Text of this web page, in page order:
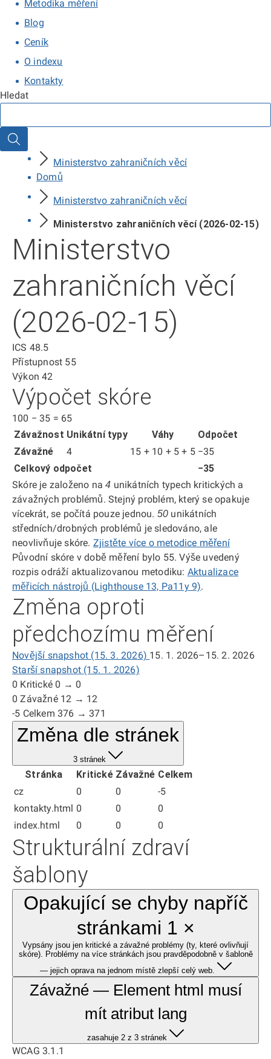
Metodika měření
Blog
Ceník
O indexu
Kontakty
Hledat
Hledat
Ministerstvo zahraničních věcí
Domů
Ministerstvo zahraničních věcí
Ministerstvo zahraničních věcí (2026-02-15)
Ministerstvo
zahraničních věcí
(2026-02-15)
ICS 48.5
Přístupnost 55
Výkon 42
Výpočet skóre
100 − 35 = 65
Závažnost Unikátní typy Váhy
Odpočet
Závažné
4 15 + 10 + 5 + 5 −35
Celkový odpočet
−35
Skóre je založeno na4 unikátních typech kritických a
závažných problémů. Stejný problém, který se opakuje
vícekrát, se počítá pouze jednou. 50 unikátních
středních/drobných problémů je sledováno, ale
neovlivňuje skóre. Zjistěte více o metodice měření
Původní skóre v době měření bylo 55. Výše uvedený
rozpis odráží aktualizovanou metodiku: Aktualizace
měřicích nástrojů (Lighthouse 13, Pa11y 9).
Změna oproti
předchozímu měření
Novější snapshot (15. 3. 2026) 15. 1. 2026–15. 2. 2026
Starší snapshot (15. 1. 2026)
0 Kritické 0 → 0
0Závažné 12 → 12
-5 Celkem 376 → 371
Změna dle stránek
3 stránek
Stránka Kritické Závažné Celkem
cz
0 0
-5
kontakty.html 0 0
0
index.html
0 0 0
Strukturální zdraví
šablony
Opakující se chyby napříč
stránkami 1 ×
Vypsány jsou jen kritické a závažné problémy (ty, které ovlivňují
skóre). Problémy na více stránkách jsou pravděpodobně v šabloně
— jejich oprava na jednom místě zlepší celý web.
Závažné — Element html musí
mít atribut lang
zasahuje 2 z 3 stránek
WCAG 3.1.1